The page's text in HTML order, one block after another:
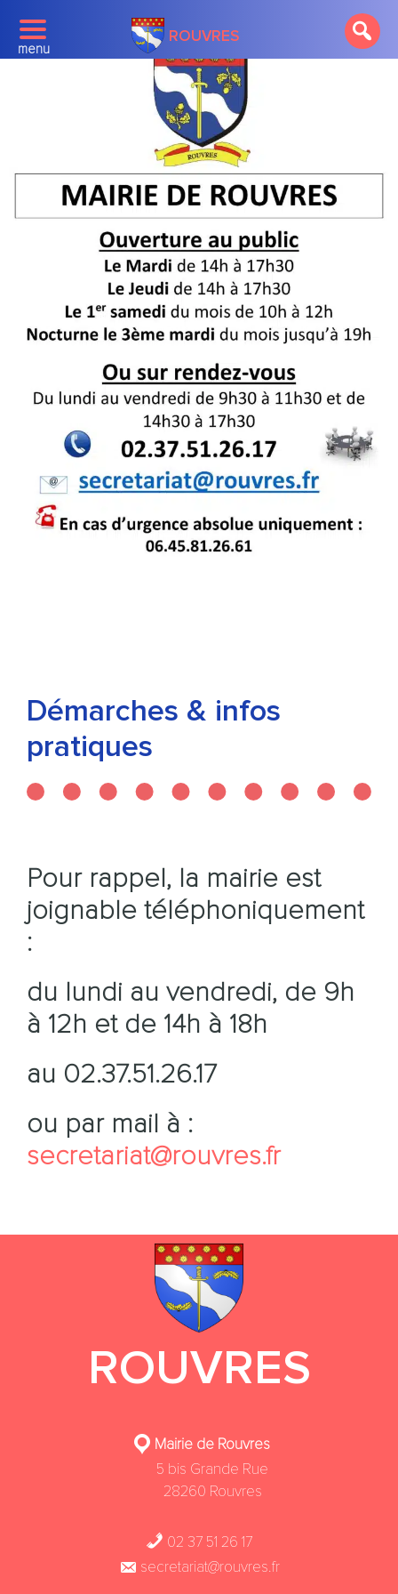
menu
ROUVRES
Démarches & infos
pratiques
Pour rappel, la mairie est
joignable téléphoniquement
:
du lundi au vendredi, de 9h
à 12h et de 14h à 18h
au 02.37.51.26.17
ou par mail à :
secretariat@rouvres.fr
ROUVRES
Mairie de Rouvres
5 bis Grande Rue
28260 Rouvres
02 37 51 26 17
secretariat@rouvres.fr